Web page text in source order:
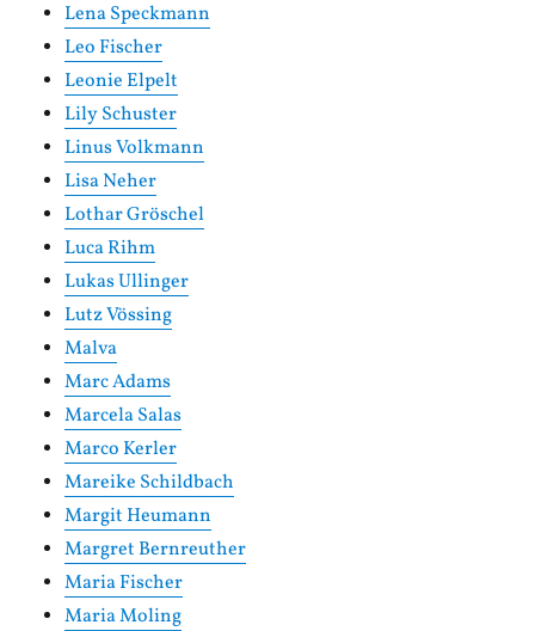
Lena Speckmann
Leo Fischer
Leonie Elpelt
Lily Schuster
Linus Volkmann
Lisa Neher
Lothar Gröschel
Luca Rihm
Lukas Ullinger
Lutz Vössing
Malva
Marc Adams
Marcela Salas
Marco Kerler
Mareike Schildbach
Margit Heumann
Margret Bernreuther
Maria Fischer
Maria Moling